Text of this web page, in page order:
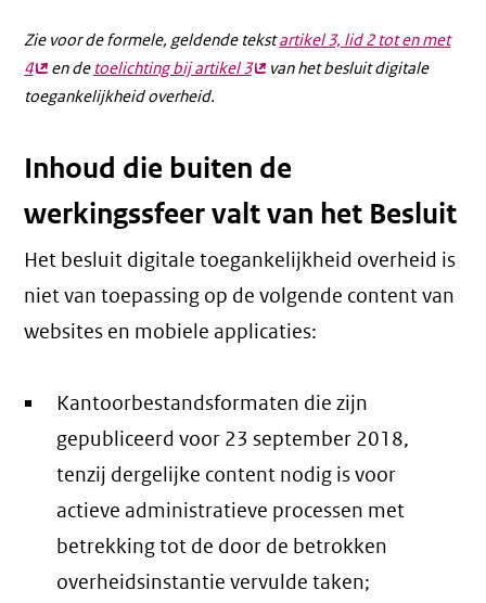
Zie voor de formele, geldende tekstartikel 3, lid 2 tot en met
4(externe
link)
en de toelichting bij artikel 3(externe
van het besluit digitale
toegankelijkheid overheid.
Inhoud die buiten de
werkingssfeer valt van het Besluit
Het besluit digitale toegankelijkheid overheid is
niet van toepassing op de volgende content van
websites en mobiele applicaties:
Kantoorbestandsformaten die zijn
gepubliceerd voor 23 september 2018,
tenzij dergelijke content nodig is voor
actieve administratieve processen met
betrekking tot de door de betrokken
overheidsinstantie vervulde taken;